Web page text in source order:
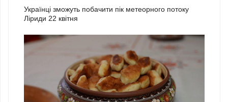
Українці зможуть побачити пік метеорного потоку
Ліриди 22 квітня